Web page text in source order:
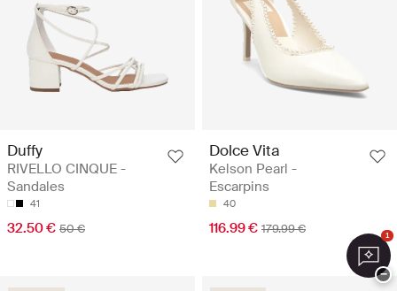
Duffy
RIVELLO CINQUE -
Sandales
41
32.50 € 50 €
Dolce Vita
Kelson Pearl -
Escarpins
40
116.99 € 179.99 € 1
−